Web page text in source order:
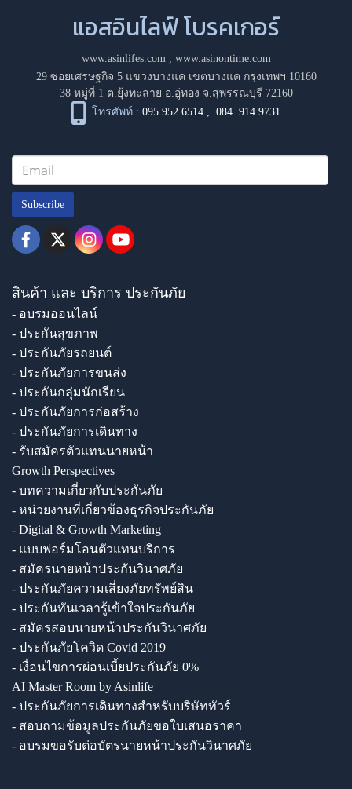
แอสอินไลฟ์ โบรคเกอร์
www.asinlifes.com, www.asinontime.com
29 ซอยเศรษฐกิจ 5 แขวงบางแค เขตบางแค กรุงเทพฯ 10160
38 หมู่ที่ 1 ต.ยุ้งทะลาย อ.อู่ทอง จ.สุพรรณบุรี 72160
โทรศัพท์ : 095 952 6514 ,084 914 9731
Subscribe
สินค้า และ บริการ ประกันภัย
- อบรมออนไลน์
- ประกันสุขภาพ
- ประกันภัยรถยนต์
- ประกันภัยการขนส่ง
- ประกันกลุ่มนักเรียน
- ประกันภัยการก่อสร้าง
- ประกันภัยการเดินทาง
- รับสมัครตัวแทนนายหน้า
Growth Perspectives
- บทความเกี่ยวกับประกันภัย
- หน่วยงานที่เกี่ยวข้องธุรกิจประกันภัย
- Digital & Growth Marketing
- แบบฟอร์มโอนตัวแทนบริการ
- สมัครนายหน้าประกันวินาศภัย
- ประกันภัยความเสี่ยงภัยทรัพย์สิน
- ประกันทันเวลารู้เข้าใจประกันภัย
- สมัครสอบนายหน้าประกันวินาศภัย
- ประกันภัยโควิด Covid 2019
- เงื่อนไขการผ่อนเบี้ยประกันภัย 0%
AI Master Room by Asinlife
- ประกันภัยการเดินทางสำหรับบริษัททัวร์
- สอบถามข้อมูลประกันภัยขอใบเสนอราคา
- อบรมขอรับต่อบัตรนายหน้าประกันวินาศภัย